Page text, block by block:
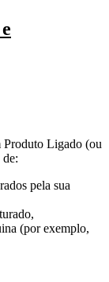
Produto Ligado (ou
pela sua
(por exemplo,